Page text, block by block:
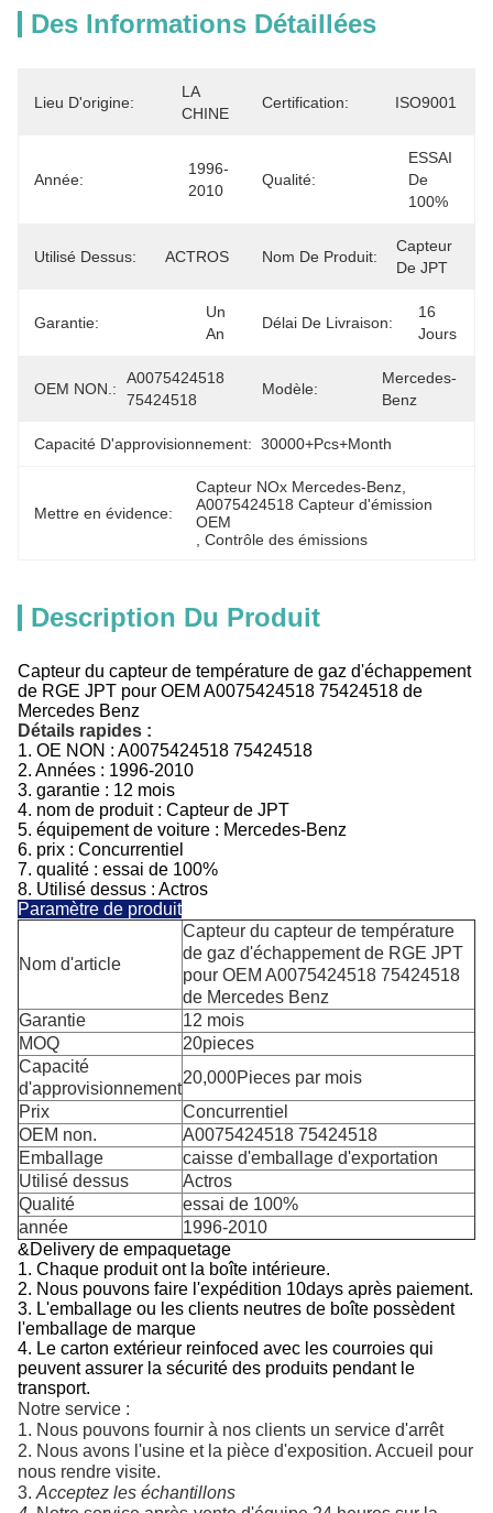
Des Informations Détaillées
Lieu D'origine:
LA
CHINE
Certification: ISO9001
Année:
1996-
2010
Qualité:
ESSAI
De
100%
Utilisé Dessus: ACTROS Nom De Produit:
Capteur
De JPT
Garantie:
Un
An
Délai De Livraison:
16
Jours
OEM NON.:
A0075424518
75424518
Modèle:
Mercedes-
Benz
Capacité D'approvisionnement: 30000+Pcs+Month
Mettre en évidence:
Capteur NOx Mercedes-Benz
A0075424518 Capteur d'émission
OEM
, Contrôle des émissions
Description Du Produit
Capteur du capteur de température de gaz d'échappement
de RGE JPT pour OEM A0075424518 75424518 de
Mercedes Benz
Détails rapides :
1. OE NON : A0075424518 75424518
2. Années : 1996-2010
3. garantie : 12 mois
4. nom de produit : Capteur de JPT
5. équipement de voiture : Mercedes-Benz
6. prix : Concurrentiel
7. qualité : essai de 100%
8. Utilisé dessus : Actros
Paramètre de produit
Nom d'article
Capteur du capteur de température
de gaz d'échappement de RGE JPT
pour OEM A0075424518 75424518
de Mercedes Benz
Garantie
12 mois
MOQ
20pieces
Capacité
d'approvisionnement
20,000Pieces par mois
Prix
Concurrentiel
OEM non.
A0075424518 75424518
Emballage
caisse d'emballage d'exportation
Utilisé dessus
Actros
Qualité
essai de 100%
année
1996-2010
&Delivery de empaquetage
1. Chaque produit ont la boîte intérieure.
2. Nous pouvons faire l'expédition 10days après paiement.
3. L'emballage ou les clients neutres de boîte possèdent
l'emballage de marque
4. Le carton extérieur reinfoced avec les courroies qui
peuvent assurer la sécurité des produits pendant le
transport.
Notre service :
1. Nous pouvons fournir à nos clients un service d'arrêt
2. Nous avons l'usine et la pièce d'exposition. Accueil pour
nous rendre visite.
3. Acceptez les échantillons